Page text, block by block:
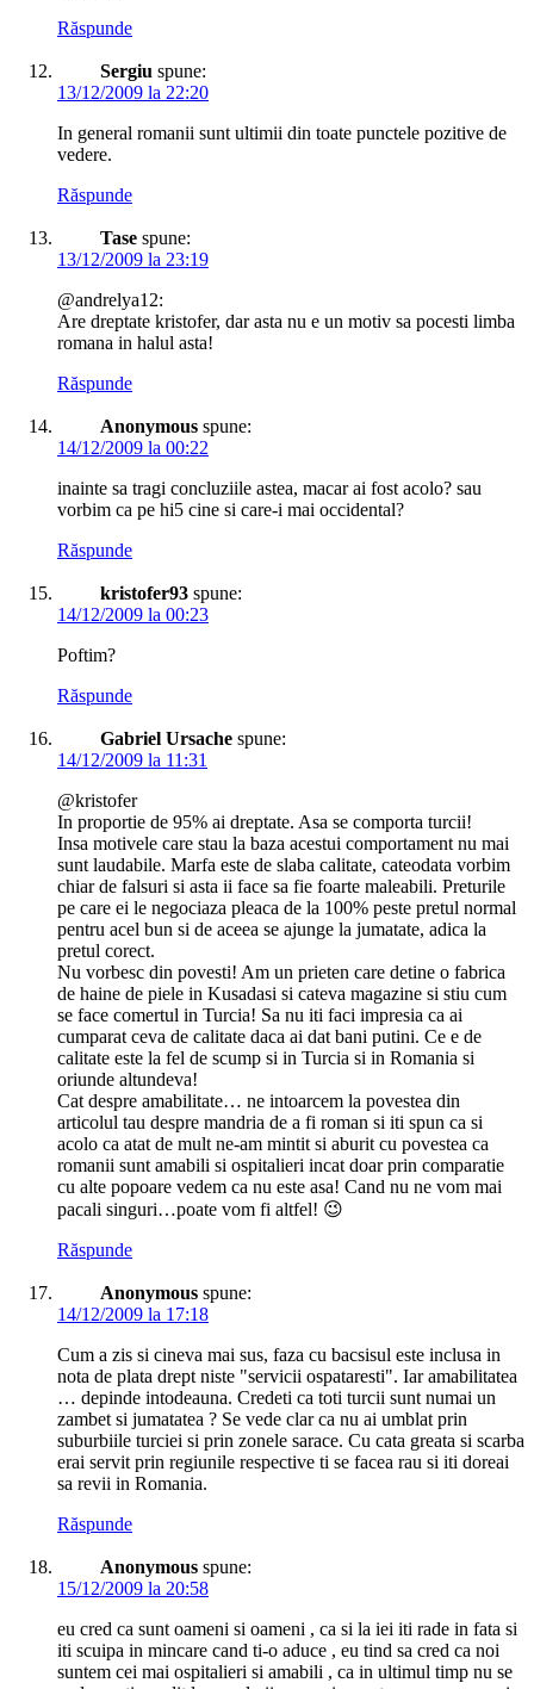
Răspunde
Sergiu spune:
13/12/2009 la 22:20
In general romanii sunt ultimii din toate punctele pozitive de
vedere.
Răspunde
Tase spune:
13/12/2009 la 23:19
@andrelya12:
Are dreptate kristofer, dar asta nu e un motiv sa pocesti limba
romana in halul asta!
Răspunde
Anonymous spune:
14/12/2009 la 00:22
inainte sa tragi concluziile astea, macar ai fost acolo? sau
vorbim ca pe hi5 cine si care-i mai occidental?
Răspunde
kristofer93 spune:
14/12/2009 la 00:23
Poftim?
Răspunde
Gabriel Ursache spune:
14/12/2009 la 11:31
@kristofer
In proportie de 95% ai dreptate. Asa se comporta turcii!
Insa motivele care stau la baza acestui comportament nu mai
sunt laudabile. Marfa este de slaba calitate, cateodata vorbim
chiar de falsuri si asta ii face sa fie foarte maleabili. Preturile
pe care ei le negociaza pleaca de la 100% peste pretul normal
pentru acel bun si de aceea se ajunge la jumatate, adica la
pretul corect.
Nu vorbesc din povesti! Am un prieten care detine o fabrica
de haine de piele in Kusadasi si cateva magazine si stiu cum
se face comertul in Turcia! Sa nu iti faci impresia ca ai
cumparat ceva de calitate daca ai dat bani putini. Ce e de
calitate este la fel de scump si in Turcia si in Romania si
oriunde altundeva!
Cat despre amabilitate… ne intoarcem la povestea din
articolul tau despre mandria de a fi roman si iti spun ca si
acolo ca atat de mult ne-am mintit si aburit cu povestea ca
romanii sunt amabili si ospitalieri incat doar prin comparatie
cu alte popoare vedem ca nu este asa! Cand nu ne vom mai
pacali singuri…poate vom fi altfel! 😉
Răspunde
Anonymous spune:
14/12/2009 la 17:18
Cum a zis si cineva mai sus, faza cu bacsisul este inclusa in
nota de plata drept niste "servicii ospataresti". Iar amabilitatea
… depinde intodeauna. Credeti ca toti turcii sunt numai un
zambet si jumatatea ? Se vede clar ca nu ai umblat prin
suburbiile turciei si prin zonele sarace. Cu cata greata si scarba
erai servit prin regiunile respective ti se facea rau si iti doreai
sa revii in Romania.
Răspunde
Anonymous spune:
15/12/2009 la 20:58
eu cred ca sunt oameni si oameni , ca si la iei iti rade in fata si
iti scuipa in mincare cand ti-o aduce , eu tind sa cred ca noi
suntem cei mai ospitalieri si amabili , ca in ultimul timp nu se